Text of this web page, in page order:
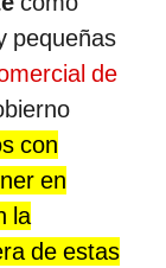
pequeñas
de
con
en
la
de estas